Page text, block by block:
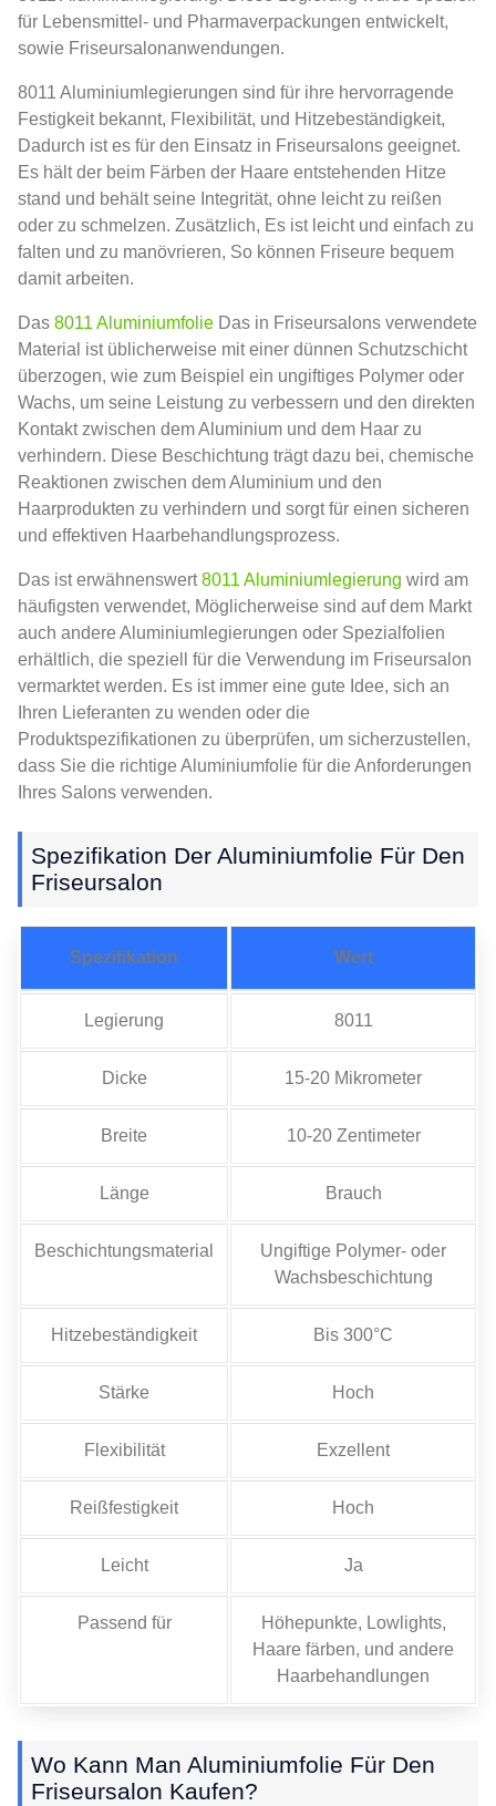
für Lebensmittel- und Pharmaverpackungen entwickelt,
sowie Friseursalonanwendungen.
8011 Aluminiumlegierungen sind für ihre hervorragende
Festigkeit bekannt, Flexibilität, und Hitzebeständigkeit,
Dadurch ist es für den Einsatz in Friseursalons geeignet.
Es hält der beim Färben der Haare entstehenden Hitze
stand und behält seine Integrität, ohne leicht zu reißen
oder zu schmelzen. Zusätzlich, Es ist leicht und einfach zu
falten und zu manövrieren, So können Friseure bequem
damit arbeiten.
Das 8011 Aluminiumfolie Das in Friseursalons verwendete
Material ist üblicherweise mit einer dünnen Schutzschicht
überzogen, wie zum Beispiel ein ungiftiges Polymer oder
Wachs, um seine Leistung zu verbessern und den direkten
Kontakt zwischen dem Aluminium und dem Haar zu
verhindern. Diese Beschichtung trägt dazu bei, chemische
Reaktionen zwischen dem Aluminium und den
Haarprodukten zu verhindern und sorgt für einen sicheren
und effektiven Haarbehandlungsprozess.
Das ist erwähnenswert8011 Aluminiumlegierung wird am
häufigsten verwendet, Möglicherweise sind auf dem Markt
auch andere Aluminiumlegierungen oder Spezialfolien
erhältlich, die speziell für die Verwendung im Friseursalon
vermarktet werden. Es ist immer eine gute Idee, sich an
Ihren Lieferanten zu wenden oder die
Produktspezifikationen zu überprüfen, um sicherzustellen,
dass Sie die richtige Aluminiumfolie für die Anforderungen
Ihres Salons verwenden.
Spezifikation Der Aluminiumfolie Für Den
Friseursalon
Spezifikation Wert
Legierung 8011
Dicke 15-20 Mikrometer
Breite 10-20 Zentimeter
Länge Brauch
Beschichtungsmaterial
Ungiftige Polymer- oder
Wachsbeschichtung
Hitzebeständigkeit Bis 300°C
Stärke Hoch
Flexibilität Exzellent
Reißfestigkeit Hoch
Leicht Ja
Passend für
Höhepunkte, Lowlights,
Haare färben, und andere
Haarbehandlungen
Wo Kann Man Aluminiumfolie Für Den
Friseursalon Kaufen?